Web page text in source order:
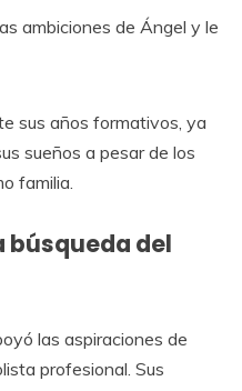
ambiciones de Ángel y le
sus años formativos, ya
sueños a pesar de los
familia.
búsqueda del
las aspiraciones de
profesional. Sus